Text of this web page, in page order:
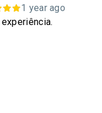
1 year ago